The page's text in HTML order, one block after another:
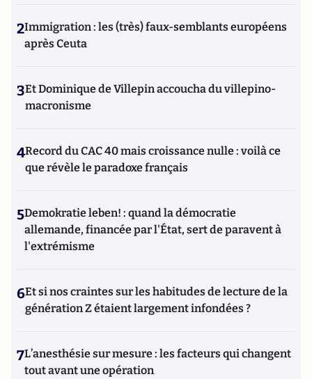
2Immigration : les (très) faux-semblants européens
après Ceuta
3Et Dominique de Villepin accoucha du villepino-
macronisme
4Record du CAC 40 mais croissance nulle : voilà ce
que révèle le paradoxe français
5Demokratie leben! : quand la démocratie
allemande, financée par l'État, sert de paravent à
l'extrémisme
6Et si nos craintes sur les habitudes de lecture de la
génération Z étaient largement infondées ?
7L’anesthésie sur mesure : les facteurs qui changent
tout avant une opération